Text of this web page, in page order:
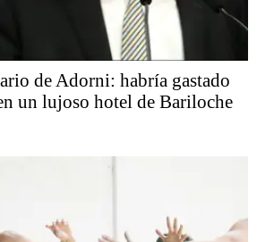
de Adorni: habría gastado
un lujoso hotel de Bariloche